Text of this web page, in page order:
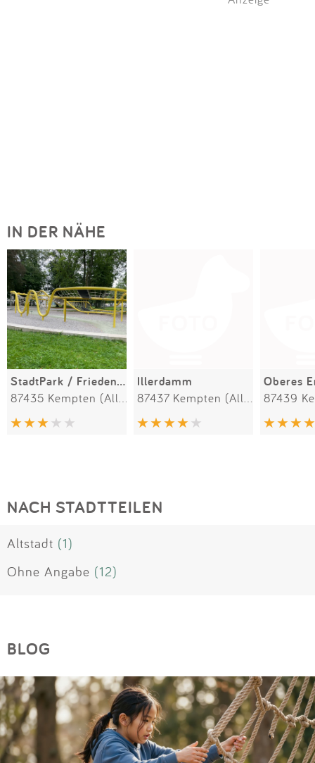
IN DER NÄHE
StadtPark / Friedensplatz Illerdamm Oberes
NACH STADTTEILEN
Altstadt (1)
Ohne Angabe (12)
BLOG